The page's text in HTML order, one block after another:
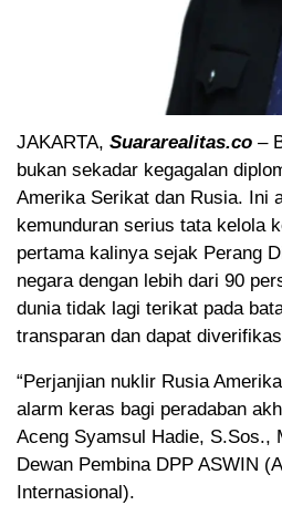
JAKARTA, Suararealitas.co –
bukan sekadar kegagalan
Amerika Serikat dan Rusia. Ini
kemunduran serius tata kelola
pertama kalinya sejak Perang
negara dengan lebih dari 90
dunia tidak lagi terikat pada
transparan dan dapat
“Perjanjian nuklir Rusia
alarm keras bagi peradaban
Aceng Syamsul Hadie, S.Sos.,
Dewan Pembina DPP ASWIN
Internasional).